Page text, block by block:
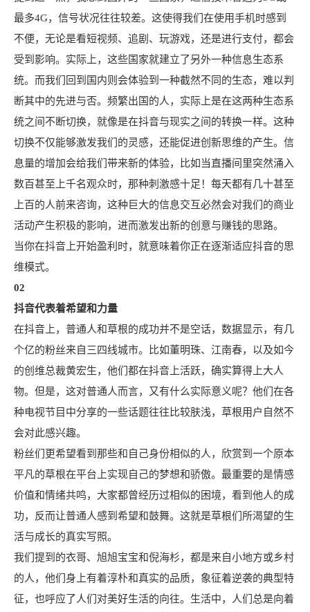
最多4G，信号状况往往较差。这使得我们在使用手机时感到
不便，无论是看短视频、追剧、玩游戏，还是进行支付，都会
受到影响。实际上，这些国家就建立了另外一种信息生态系
统。而我们回到国内则会体验到一种截然不同的生态，难以判
断其中的先进与否。频繁出国的人，实际上是在这两种生态系
统之间不断切换，就像是在抖音与现实之间的转换一样。这种
切换不仅能够激发我们的灵感，还能促进创新思维的产生。信
息量的增加会给我们带来新的体验，比如当直播间里突然涌入
数百甚至上千名观众时，那种刺激感十足！每天都有几十甚至
上百的人前来咨询，这种巨大的信息交互必然会对我们的商业
活动产生积极的影响，进而激发出新的创意与赚钱的思路。
当你在抖音上开始盈利时，就意味着你正在逐渐适应抖音的思
维模式。
02
抖音代表着希望和力量
在抖音上，普通人和草根的成功并不是空话，数据显示，有几
个亿的粉丝来自三四线城市。比如董明珠、江南春，以及如今
的创维总裁黄宏生，他们都在抖音上活跃，确实算得上大人
物。但是，这对普通人而言，又有什么实际意义呢？他们在各
种电视节目中分享的一些话题往往比较肤浅，草根用户自然不
会对此感兴趣。
粉丝们更希望看到那些和自己身份相似的人，欣赏到一个原本
平凡的草根在平台上实现自己的梦想和骄傲。最重要的是情感
价值和情绪共鸣，大家都曾经历过相似的困境，看到他人的成
功，反而让普通人感到希望和鼓舞。这就是草根们所渴望的生
活与成长的真实写照。
我们提到的衣哥、旭旭宝宝和倪海杉，都是来自小地方或乡村
的人，他们身上有着淳朴和真实的品质，象征着逆袭的典型特
征，也呼应了人们对美好生活的向往。生活中，人们总是向着